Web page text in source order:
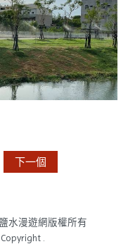
下一個
鹽水漫遊網版權所有
.